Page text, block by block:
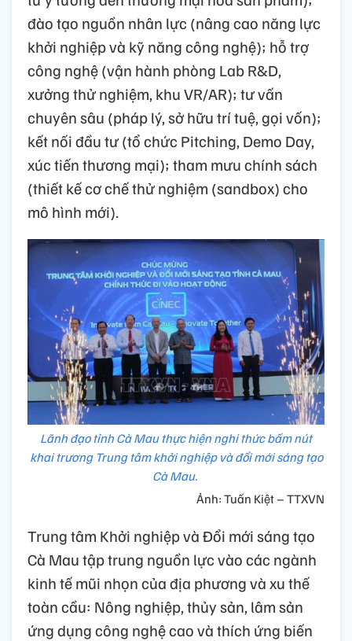
đào tạo nguồn nhân lực (nâng cao năng lực
khởi nghiệp và kỹ năng công nghệ); hỗ trợ
công nghệ (vận hành phòng Lab R&D,
xưởng thử nghiệm, khu VR/AR); tư vấn
chuyên sâu (pháp lý, sở hữu trí tuệ, gọi vốn);
kết nối đầu tư (tổ chức Pitching, Demo Day,
xúc tiến thương mại); tham mưu chính sách
(thiết kế cơ chế thử nghiệm (sandbox) cho
mô hình mới).
Lãnh đạo tỉnh Cà Mau thực hiện nghi thức bấm nút
khai trương Trung tâm khởi nghiệp và đổi mới sáng tạo
Cà Mau.
Ảnh: Tuấn Kiệt – TTXVN
Trung tâm Khởi nghiệp và Đổi mới sáng tạo
Cà Mau tập trung nguồn lực vào các ngành
kinh tế mũi nhọn của địa phương và xu thế
toàn cầu: Nông nghiệp, thủy sản, lâm sản
ứng dụng công nghệ cao và thích ứng biến